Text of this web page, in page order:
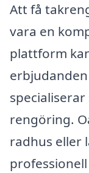
Att få
vara en
plattform
rengöring.
radhus eller